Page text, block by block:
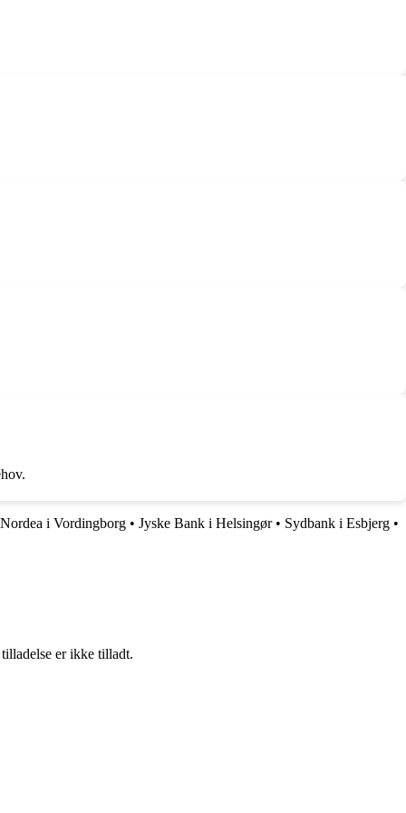
Nordea i Vordingborg • Jyske Bank i Helsingør• Sydbank i Esbjerg •
er ikke tilladt.